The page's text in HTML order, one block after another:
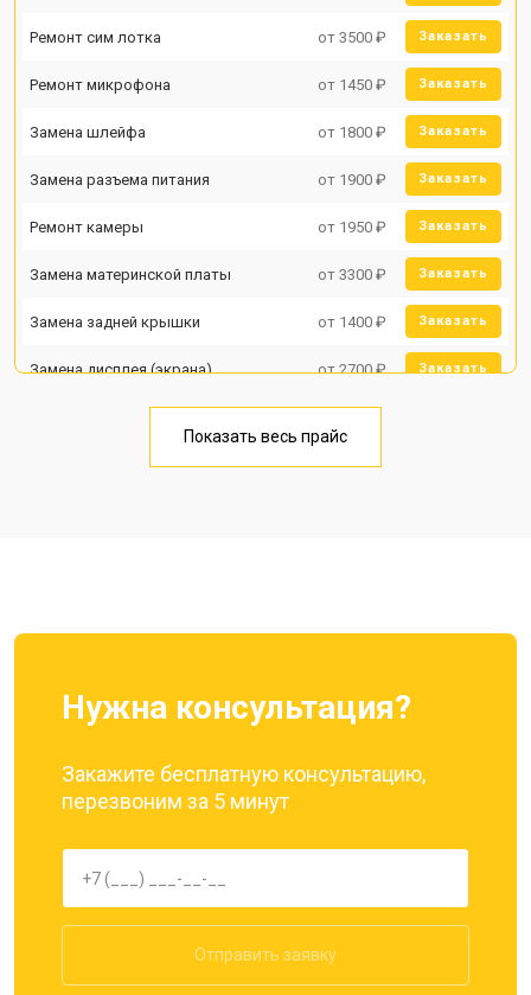
Ремонт сим лотка от 3500 ₽ Заказать
Ремонт микрофона от 1450 ₽ Заказать
Замена шлейфа от 1800 ₽ Заказать
Замена разъема питания от 1900 ₽ Заказать
Ремонт камеры от 1950 ₽ Заказать
Замена материнской платы от 3300 ₽ Заказать
Замена задней крышки от 1400 ₽ Заказать
Замена дисплея (экрана) от 2700 ₽ Заказать
Замена кнопки включения от 1750 ₽
Показать весь прайс
Нужна консультация?
Закажите бесплатную консультацию,
перезвоним за 5 минут
Отправить заявку